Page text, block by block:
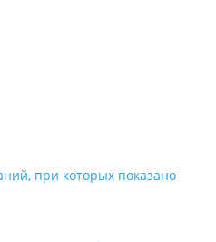
при которых показано